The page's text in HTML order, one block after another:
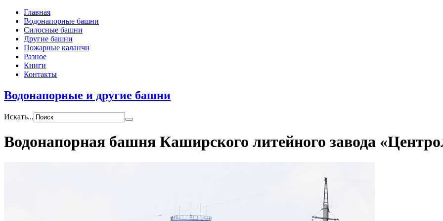
Главная
Водонапорные башни
Силосные башни
Другие башни
Пожарные каланчи
Разное
Книги
Контакты
Водонапорные и другие башни
Искать...
Водонапорная башня Каширского литейного завода